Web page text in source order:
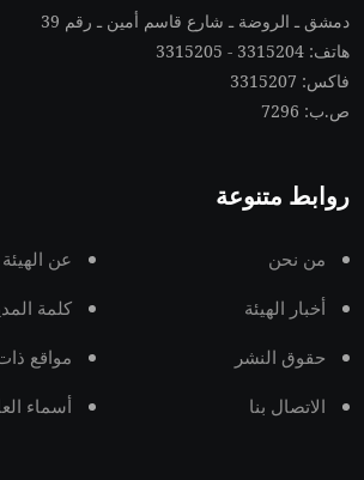
دمشق ـ الروضة ـ شارع قاسم أمين ـ رقم 39
هاتف: 3315204 - 3315205
فاكس: 3315207
ص.ب: 7296
روابط متنوعة
من نحن عن الهيئة
أخبار الهيئة كلمة
حقوق النشر مواقع
الاتصال بنا أسماء